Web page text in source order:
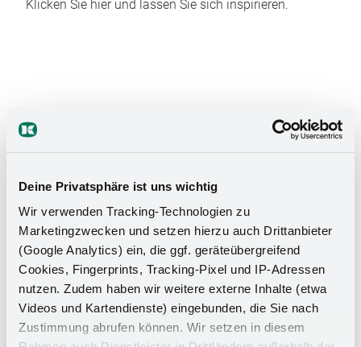
Deine Privatsphäre ist uns wichtig
Wir verwenden Tracking-Technologien zu
Marketingzwecken und setzen hierzu auch Drittanbieter
(Google Analytics) ein, die ggf. geräteübergreifend
Cookies, Fingerprints, Tracking-Pixel und IP-Adressen
nutzen. Zudem haben wir weitere externe Inhalte (etwa
Videos und Kartendienste) eingebunden, die Sie nach
Zustimmung abrufen können. Wir setzen in diesem
Klicken Sie hier und lassen Sie sich inspirieren.
Das Stauraumwunder für Ihr
Badezimmer